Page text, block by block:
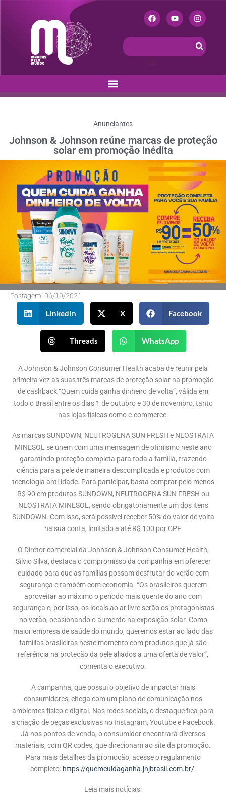
Anunciantes
Johnson & Johnson reúne marcas de proteção
solar em promoção inédita
Postagem: 06/10/2021
LinkedIn X Facebook
Threads WhatsApp
A Johnson & Johnson Consumer Health acaba de reunir pela
primeira vez as suas três marcas de proteção solar na promoção
de cashback “Quem cuida ganha dinheiro de volta”, válida em
todo o Brasil entre os dias 1 de outubro e 30 de novembro, tanto
nas lojas físicas como e-commerce.
As marcas SUNDOWN, NEUTROGENA SUN FRESH e NEOSTRATA
MINESOL se unem com uma mensagem de otimismo neste ano
garantindo proteção completa para toda a família, trazendo
ciência para a pele de maneira descomplicada e produtos com
tecnologia anti-idade. Para participar, basta comprar pelo menos
R$ 90 em produtos SUNDOWN, NEUTROGENA SUN FRESH ou
NEOSTRATA MINESOL, sendo obrigatoriamente um dos itens
SUNDOWN. Com isso, será possível receber 50% do valor de volta
na sua conta, limitado a até R$ 100 por CPF.
O Diretor comercial da Johnson & Johnson Consumer Health,
Silvio Silva, destaca o compromisso da companhia em oferecer
cuidado para que as famílias possam desfrutar do verão com
segurança e também com economia. “Os brasileiros querem
aproveitar ao máximo o período mais quente do ano com
segurança e, por isso, os locais ao ar livre serão os protagonistas
no verão, ocasionando o aumento na exposição solar. Como
maior empresa de saúde do mundo, queremos estar ao lado das
famílias brasileiras neste momento com produtos que já são
referência na proteção da pele aliados a uma oferta de valor”,
comenta o executivo.
A campanha, que possui o objetivo de impactar mais
consumidores, chega com um plano de comunicação nos
ambientes físico e digital. Nas redes sociais, o destaque fica para
a criação de peças exclusivas no Instagram, Youtube e Facebook.
Já nos pontos de venda, o consumidor encontrará diversos
materiais, com QR codes, que direcionam ao site da promoção.
Para mais detalhes da promoção, acesse o regulamento
completo: https://quemcuidaganha.jnjbrasil.com.br/.
Leia mais notícias: